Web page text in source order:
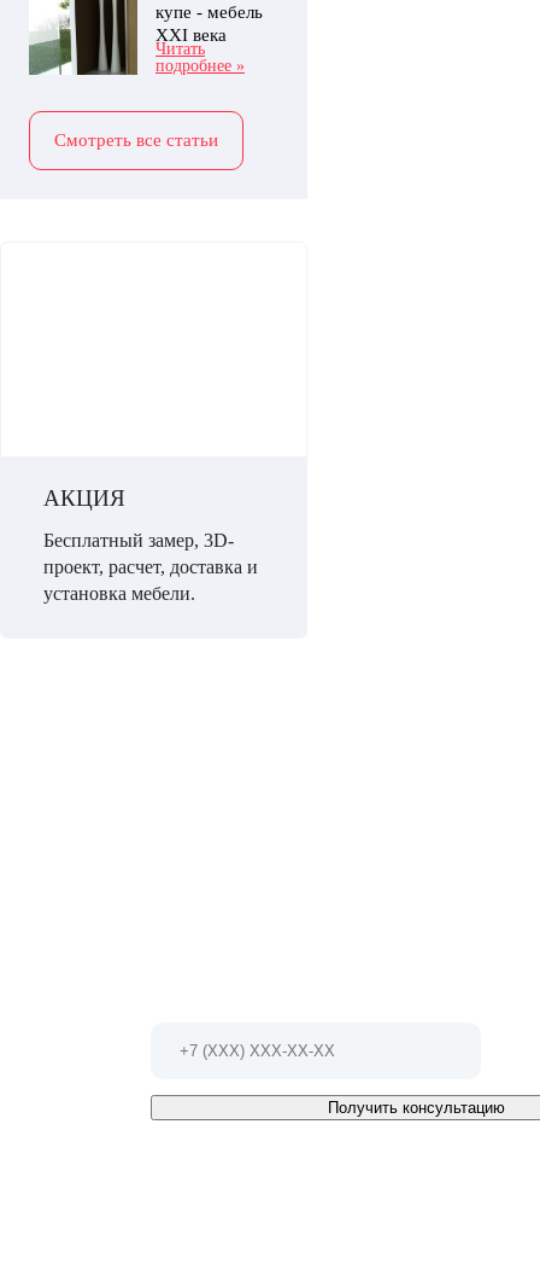
купе - мебель
XXI века
Читать
подробнее »
Смотреть все статьи
АКЦИЯ
Бесплатный замер, 3D-
проект, расчет, доставка и
установка мебели.
Получить консультацию